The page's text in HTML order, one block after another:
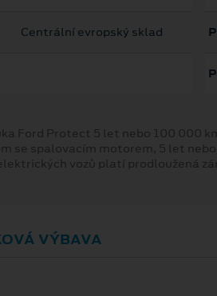
Centrální evropský sklad
Ford Protect 5 let nebo 100 000
se spalovacím motorem, 5 let
vozů platí prodloužená
VÝBAVA